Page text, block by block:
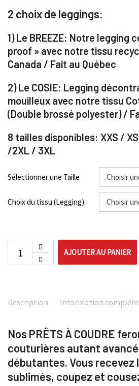
2 choix de leggings:
1) Le BREEZE: Notre legging
proof » avec notre tissu
Canada / Fait au Québec
2) Le COSIE: Legging
mouilleux avec notre tissu
(Double brossé polyester) /
8 tailles disponibles: XXS /
/2XL / 3XL
Sélectionner une Taille
Choix du tissu (Legging)
AJOUTER AU PANIER
Description Information
Nos PRÊTS À COUDRE
couturières autant
débutantes. Vous recevez
sublimés, coupez et